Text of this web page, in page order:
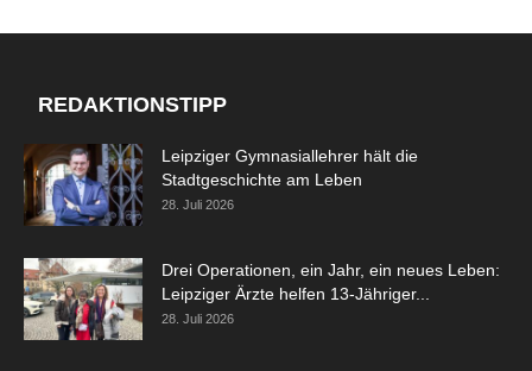
REDAKTIONSTIPP
Leipziger Gymnasiallehrer hält die
Stadtgeschichte am Leben
28. Juli 2026
Drei Operationen, ein Jahr, ein neues Leben:
Leipziger Ärzte helfen 13-Jähriger...
28. Juli 2026